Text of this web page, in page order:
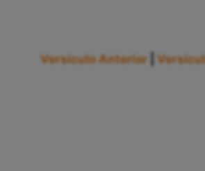
Versículo Anterior